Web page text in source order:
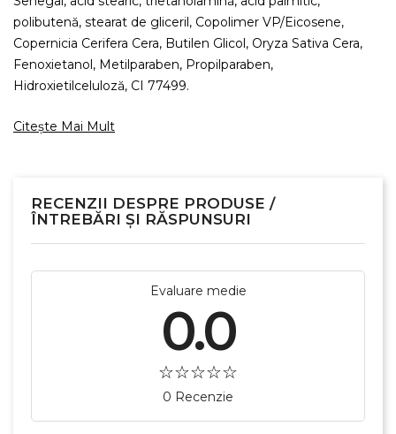
polibutenă, stearat de gliceril, Copolimer VP/Eicosene,
Copernicia Cerifera Cera, Butilen Glicol, Oryza Sativa Cera,
Fenoxietanol, Metilparaben, Propilparaben,
Hidroxietilceluloză, CI 77499.
Citește Mai Mult
RECENZII DESPRE PRODUSE /
ÎNTREBĂRI ȘI RĂSPUNSURI
Evaluare medie
0.0
0 Recenzie